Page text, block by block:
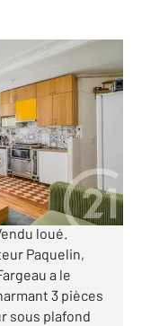
RUE
loué.
Paquelin,
a le
3 pièces
sous plafond